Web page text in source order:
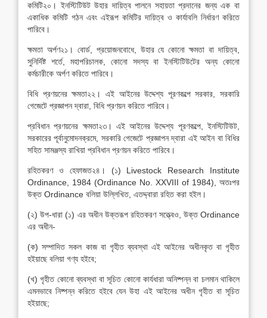
কমিটি২০। ইনস্টিটিউট উহার দায়িত্ব পালনে সহায়তা প্রদানের জন্য এক বা
একাধিক কমিটি গঠন এবং এইরূপ কমিটির দায়িত্ব ও কার্যাবলি নির্ধারণ করিতে
পারিবে।
ক্ষমতা অর্পণ২১। বোর্ড, প্রয়োজনবোধে, উহার যে কোনো ক্ষমতা বা দায়িত্ব,
সুনির্দিষ্ট শর্তে, মহাপরিচালক, কোনো সদস্য বা ইনস্টিটিউটের অন্য কোনো
কর্মচারীকে অর্পণ করিতে পারিবে।
বিধি প্রণয়নের ক্ষমতা২২। এই আইনের উদ্দেশ্য পূরণকল্পে সরকার, সরকারি
গেজেটে প্রজ্ঞাপন দ্বারা, বিধি প্রণয়ন করিতে পারিবে।
প্রবিধান প্রণয়নের ক্ষমতা২৩। এই আইনের উদ্দেশ্য পূরণকল্পে, ইনস্টিটিউট,
সরকারের পূর্বানুমোদনক্রমে, সরকারি গেজেটে প্রজ্ঞাপন দ্বারা এই আইন বা বিধির
সহিত সামঞ্জস্য রাখিয়া প্রবিধান প্রণয়ন করিতে পারিবে।
রহিতকরণ ও হেফাজত২৪। (১) Livestock Research Institute
Ordinance, 1984 (Ordinance No. XXVIII of 1984), অতঃপর
উক্ত Ordinance বলিয়া উল্লিখিত, এতদ্দ্বারা রহিত করা হইল।
(২) উপ-ধারা (১) এর অধীন উক্তরূপ রহিতকরণ সত্ত্বেও, উক্ত Ordinance
এর অধীন-
(ক) সম্পাদিত সকল কাজ বা গৃহীত ব্যবস্থা এই আইনের অধীনকৃত বা গৃহীত
হইয়াছে বলিয়া গণ্য হইবে;
(খ) গৃহীত কোনো ব্যবস্থা বা সূচিত কোনো কার্যধারা অনিষ্পন্ন বা চলমান থাকিলে
এমনভাবে নিষ্পন্ন করিতে হইবে যেন উহা এই আইনের অধীন গৃহীত বা সূচিত
হইয়াছে;